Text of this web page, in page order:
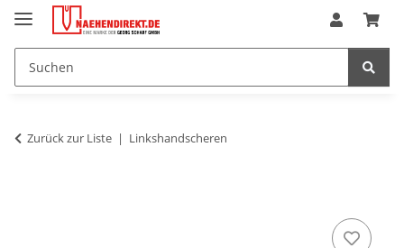
Zurück zur Liste Linkshandscheren